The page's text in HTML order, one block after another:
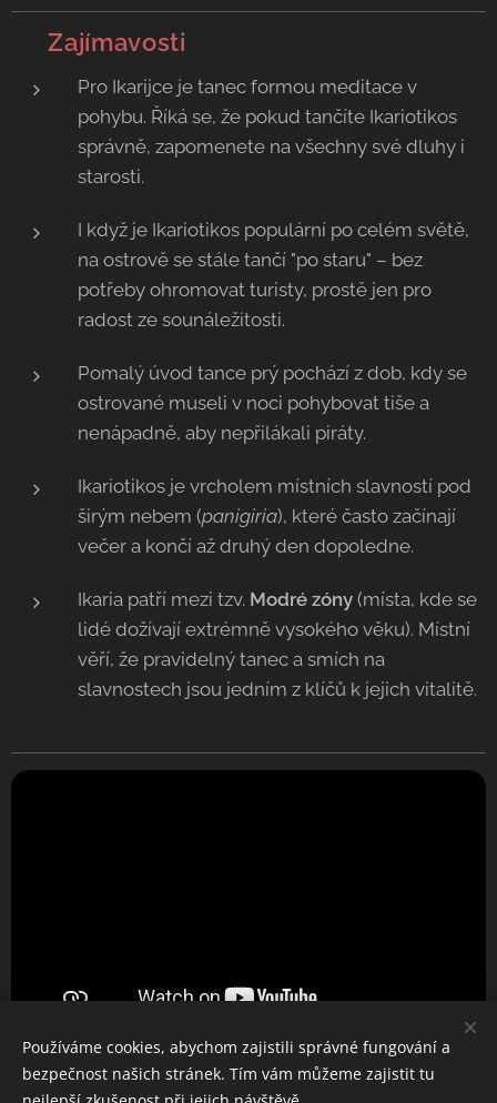
💡 Zajímavosti
Pro Ikarijce je tanec formou meditace v
pohybu. Říká se, že pokud tančíte Ikariotikos
správně, zapomenete na všechny své dluhy i
starosti.
I když je Ikariotikos populární po celém světě,
na ostrově se stále tančí "po staru" – bez
potřeby ohromovat turisty, prostě jen pro
radost ze sounáležitosti.
Pomalý úvod tance prý pochází z dob, kdy se
ostrované museli v noci pohybovat tiše a
nenápadně, aby nepřilákali piráty.
Ikariotikos je vrcholem místních slavností pod
širým nebem (panigiria), které často začínají
večer a končí až druhý den dopoledne.
Ikaria patří mezi tzv. Modré zóny (místa, kde se
lidé dožívají extrémně vysokého věku). Místní
věří, že pravidelný tanec a smích na
slavnostech jsou jedním z klíčů k jejich vitalitě.
Používáme cookies, abychom zajistili správné fungování a
bezpečnost našich stránek. Tím vám můžeme zajistit tu